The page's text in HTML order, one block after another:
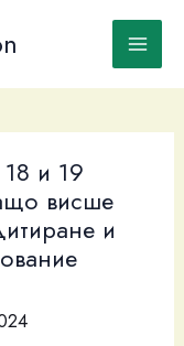
и 19
висше
и